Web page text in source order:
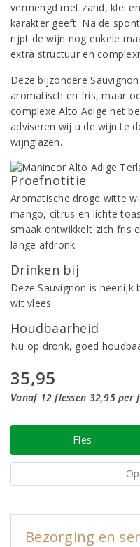
vermengd met zand, klei
karakter geeft. Na de
rijpt de wijn nog enkele
extra structuur en
Deze bijzondere
aromatisch en fris, maar
complexe Alto Adige het
adviseren wij u de wijn te
wijnglazen.
Proefnotitie
Aromatische droge witte
mango, citrus en lichte
smaak ontwikkelt zich fris
lange afdronk.
Drinken bij
Deze Sauvignon is heerlijk
wit vlees.
Houdbaarheid
Nu op dronk, goed
35,95
Vanaf 12 flessen 32,95 per
Fles
Bezorging en